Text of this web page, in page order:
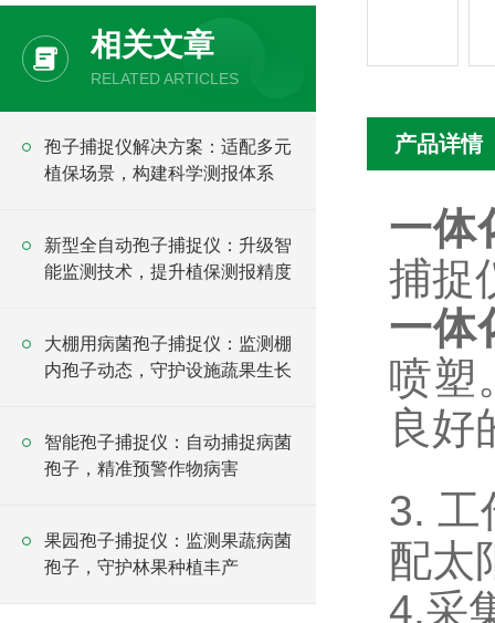
相关文章
RELATED ARTICLES
孢子捕捉仪解决方案：适配多元
植保场景，构建科学测报体系
新型全自动孢子捕捉仪：升级智
能监测技术，提升植保测报精度
大棚用病菌孢子捕捉仪：监测棚
内孢子动态，守护设施蔬果生长
智能孢子捕捉仪：自动捕捉病菌
孢子，精准预警作物病害
果园孢子捕捉仪：监测果蔬病菌
孢子，守护林果种植丰产
产品详情
一体
捕捉
一体
喷塑
良好
3. 工
配太
4.采